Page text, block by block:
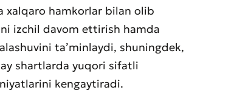
Aʼlo
xalqaro hamkorlar bilan olib
izchil davom ettirish hamda
taʼminlaydi, shuningdek,
shartlarda yuqori sifatli
kengaytiradi.